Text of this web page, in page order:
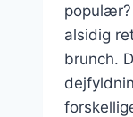
alsidig
brunch.